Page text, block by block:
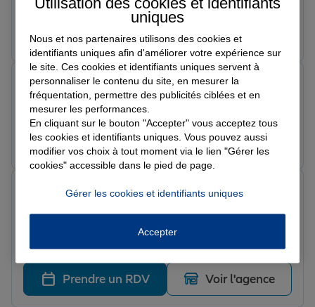
Prendre un RDV Voir l'agence
Note de 5 sur 5
Le 25/06/2026 - Agence AISNE 3 VALLEES ST QUENTIN
Mademoiselle O.
Prendre un RDV Voir l'agence
Le 17/02/2026 - Agence AISNE 3 VALLEES ST QUENTIN
Les explications sont limpides [empreintes de
Prendre un RDV Voir l'agence
uniques
Nous et nos partenaires utilisons des cookies et
identifiants uniques afin d'améliorer votre expérience sur
le site. Ces cookies et identifiants uniques servent à
personnaliser le contenu du site, en mesurer la
fréquentation, permettre des publicités ciblées et en
mesurer les performances.
En cliquant sur le bouton "Accepter" vous acceptez tous
les cookies et identifiants uniques. Vous pouvez aussi
modifier vos choix à tout moment via le lien "Gérer les
cookies" accessible dans le pied de page.
Gérer les cookies et identifiants uniques
Accepter